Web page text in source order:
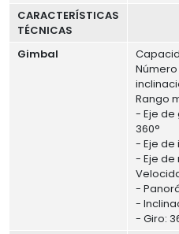
CARACTERÍSTICAS
TÉCNICAS
Gimbal
Rango
- Eje de
360°
- Eje de
- Eje de
-
-
- Giro: